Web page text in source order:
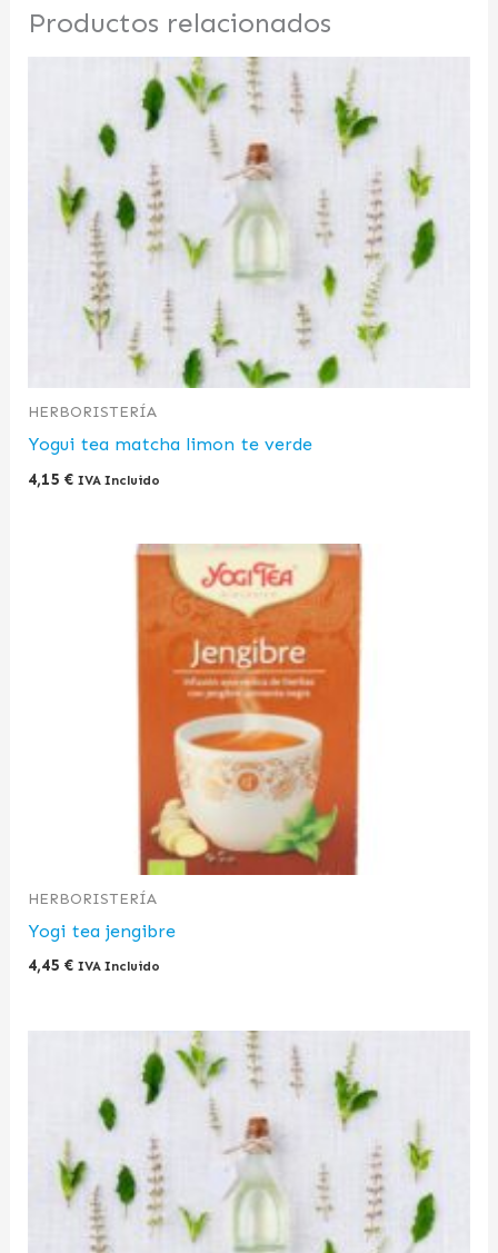
Productos relacionados
HERBORISTERÍA
Yogui tea matcha limon te verde
4,15 € IVA Incluido
HERBORISTERÍA
Yogi tea jengibre
4,45 € IVA Incluido